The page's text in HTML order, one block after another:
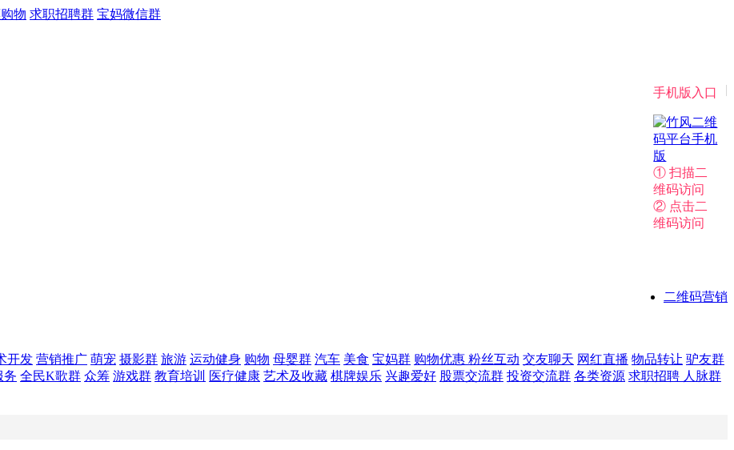
物 求职招聘群 宝妈微信群
|
手机版入口
① 扫描二
维码访问
② 点击二
维码访问
二维码营销
开发 营销推广 萌宠 摄影群 旅游 运动健身 购物 母婴群 汽车 美食 宝妈群 购物优惠 粉丝互动 交友聊天 网红直播 物品转让 驴友群
务 全民K歌群 众筹 游戏群 教育培训 医疗健康 艺术及收藏 棋牌娱乐 兴趣爱好 股票交流群 投资交流群 各类资源 求职招聘 人脉群